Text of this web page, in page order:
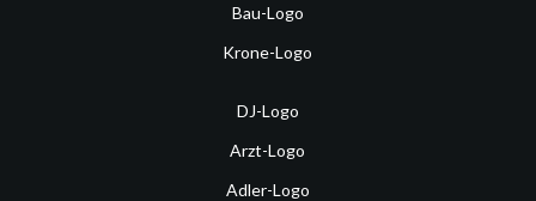
Bau-Logo
Krone-Logo
DJ-Logo
Arzt-Logo
Adler-Logo